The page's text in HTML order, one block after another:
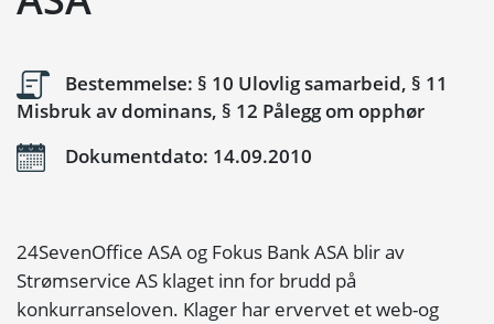
Bestemmelse: § 10 Ulovlig samarbeid, § 11
Misbruk av dominans, § 12 Pålegg om opphør
Dokumentdato: 14.09.2010
24SevenOffice ASA og Fokus Bank ASA blir av
Strømservice AS klaget inn for brudd på
konkurranseloven. Klager har ervervet et web-og